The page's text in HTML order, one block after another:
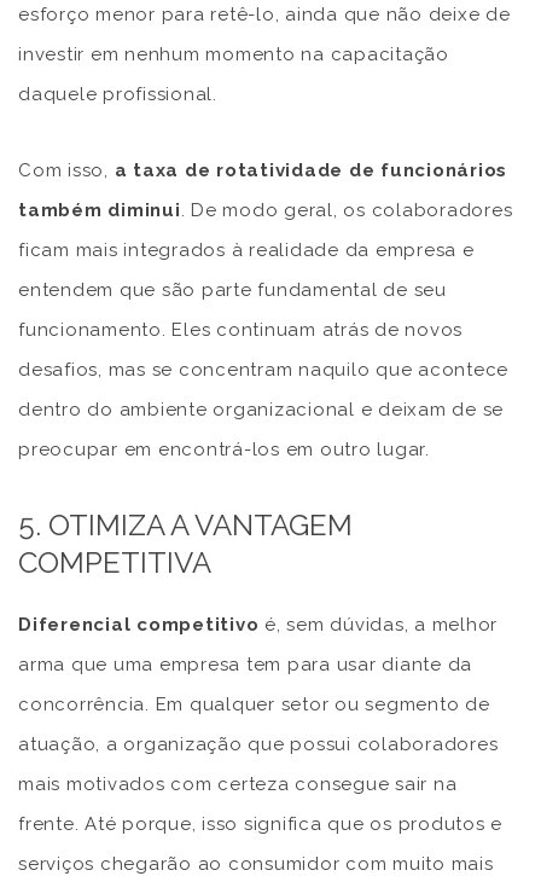
esforço menor para retê-lo, ainda que não deixe de
investir em nenhum momento na capacitação
daquele profissional.
Com isso, a taxa de rotatividade de funcionários
também diminui. De modo geral, os colaboradores
ficam mais integrados à realidade da empresa e
entendem que são parte fundamental de seu
funcionamento. Eles continuam atrás de novos
desafios, mas se concentram naquilo que acontece
dentro do ambiente organizacional e deixam de se
preocupar em encontrá-los em outro lugar.
5. OTIMIZA A VANTAGEM
COMPETITIVA
Diferencial competitivo é, sem dúvidas, a melhor
arma que uma empresa tem para usar diante da
concorrência. Em qualquer setor ou segmento de
atuação, a organização que possui colaboradores
mais motivados com certeza consegue sair na
frente. Até porque, isso significa que os produtos e
serviços chegarão ao consumidor com muito mais